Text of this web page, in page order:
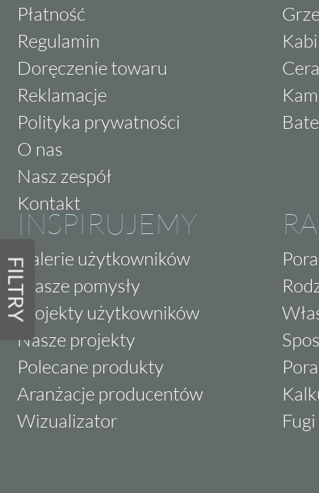
FILTRY
Płatność
Regulamin
Doręczenie towaru
Reklamacje
Polityka prywatności
O nas
Nasz zespół
Kontakt
INSPIRUJEMY
Galerie użytkowników
Wasze pomysły
Projekty użytkowników
Nasze projekty
Polecane produkty
Aranżacje producentów
Wizualizator